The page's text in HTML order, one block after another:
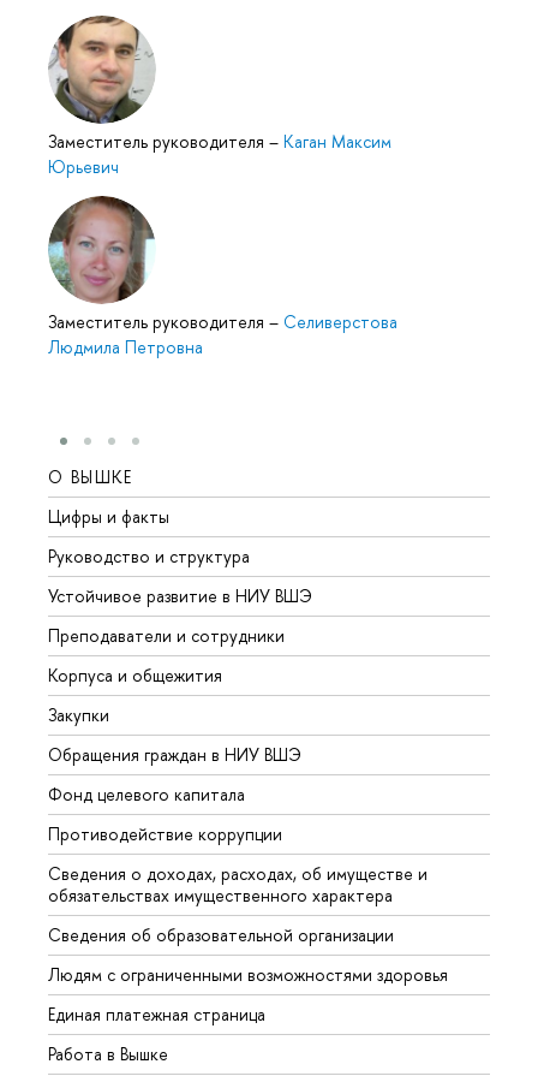
Заместитель руководителя – Каган Максим
Юрьевич
Заместитель руководителя – Селиверстова
Людмила Петровна
О ВЫШКЕ
Цифры и факты
Руководство и структура
Устойчивое развитие в НИУ ВШЭ
Преподаватели и сотрудники
Корпуса и общежития
Закупки
Обращения граждан в НИУ ВШЭ
Фонд целевого капитала
Противодействие коррупции
Сведения о доходах, расходах, об имуществе и
обязательствах имущественного характера
Сведения об образовательной организации
Людям с ограниченными возможностями здоровья
Единая платежная страница
Работа в Вышке